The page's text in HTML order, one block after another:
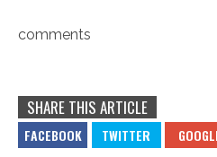
comments
SHARE THIS ARTICLE